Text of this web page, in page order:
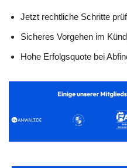
Jetzt rechtliche Schritte
Sicheres Vorgehen im
Hohe Erfolgsquote bei